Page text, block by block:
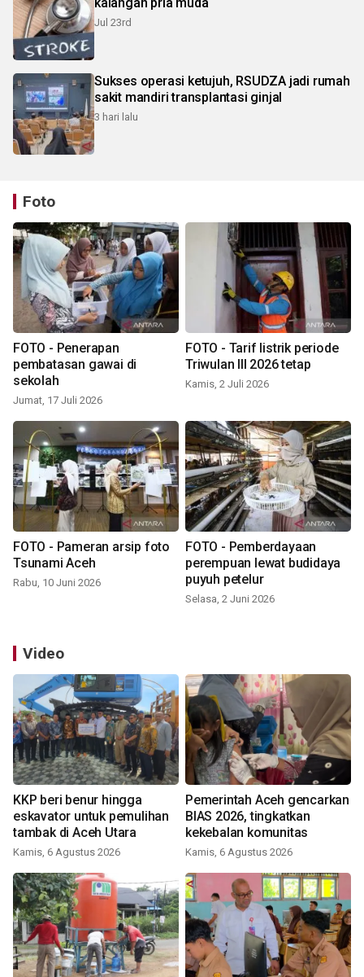
Jul 23rd
Sukses operasi ketujuh, RSUDZA jadi rumah
sakit mandiri transplantasi ginjal
3 hari lalu
Foto
FOTO - Penerapan
pembatasan gawai di
sekolah
Jumat, 17 Juli 2026
FOTO - Tarif listrik periode
Triwulan III 2026 tetap
Kamis, 2 Juli 2026
FOTO - Pameran arsip foto
Tsunami Aceh
Rabu, 10 Juni 2026
FOTO - Pemberdayaan
perempuan lewat budidaya
puyuh petelur
Selasa, 2 Juni 2026
Video
KKP beri benur hingga
eskavator untuk pemulihan
tambak di Aceh Utara
Kamis, 6 Agustus 2026
Pemerintah Aceh gencarkan
BIAS 2026, tingkatkan
kekebalan komunitas
Kamis, 6 Agustus 2026